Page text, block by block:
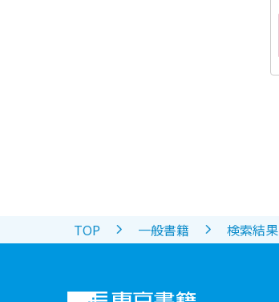
TOP 一般書籍 検索結果